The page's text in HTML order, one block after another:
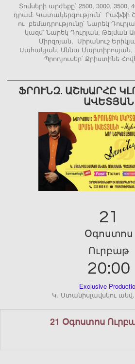
Տոմսերի արժեքը` 2500, 3000, 3500,
դրամ: Կատակերգություն՝ Րաֆֆի
ու բեմադրությունը` Նարեկ
կազմ՝ Նարեկ Դուրյան, Թելման
Միրզոյան, Սիրանուշ
Սահակյան, Աննա Մարտիրոսյան,
Պրոդյուսեր՝ Քրիստինե
ՖՐՈՒՆԶ. ԱՇԽԱՐՀԸ
ԱՎԵՏՅԱՆ
21
Օգոստոս
Ուրբաթ
20:00
Exclusive
Կ․ Ստանիսլավսկու
21 Օգոստոս